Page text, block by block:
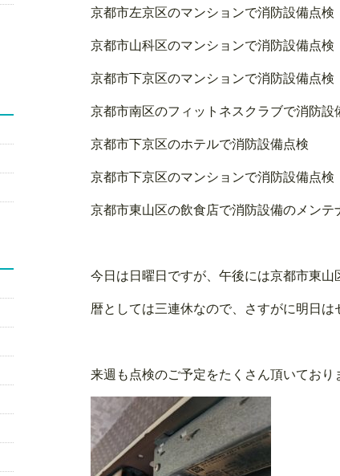
京都市左京区のマンションで消防設備点検
京都市山科区のマンションで消防設備点検
京都市下京区のマンションで消防設備点検
京都市南区のフィットネスクラブで消防設
京都市下京区のホテルで消防設備点検
京都市下京区のマンションで消防設備点検
京都市東山区の飲食店で消防設備のメンテ
今日は日曜日ですが、午後には京都市東
暦としては三連休なので、さすがに明日
来週も点検のご予定をたくさん頂いてお